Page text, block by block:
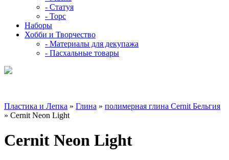
- Статуя
- Торс
Наборы
Хобби и Творчество
- Материалы для декупажа
- Пасхальные товары
Пластика и Лепка » Глина » полимерная глина Cernit Бельгия
» Cernit Neon Light
Cernit Neon Light